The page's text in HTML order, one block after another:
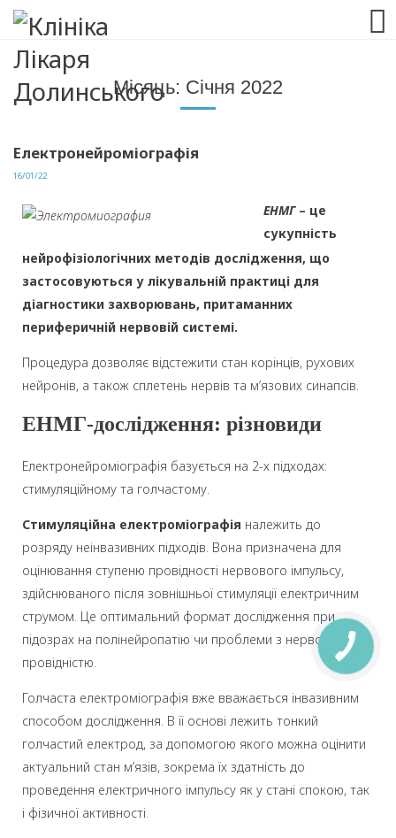
Місяць: Січня 2022
Електронейроміографія
16/01/22
ЕНМГ – це
сукупність
нейрофізіологічних методів дослідження, що
застосовуються у лікувальній практиці для
діагностики захворювань, притаманних
периферичній нервовій системі.
Процедура дозволяє відстежити стан корінців, рухових
нейронів, а також сплетень нервів та м’язових синапсів.
ЕНМГ-дослідження: різновиди
Електронейроміографія базується на 2-х підходах:
стимуляційному та голчастому.
Стимуляційна електроміографія належить до
розряду неінвазивних підходів. Вона призначена для
оцінювання ступеню провідності нервового імпульсу,
здійснюваного після зовнішньої стимуляції електричним
струмом. Це оптимальний формат дослідження при
підозрах на полінейропатію чи проблеми з нервовою
провідністю.
Голчаста електроміографія вже вважається інвазивним
способом дослідження. В її основі лежить тонкий
голчастий електрод, за допомогою якого можна оцінити
актуальний стан м’язів, зокрема їх здатність до
проведення електричного імпульсу як у стані спокою, так
і фізичної активності.